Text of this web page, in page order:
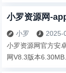
小罗资源网-
 小罗  2025-
小罗资源网官方安
网V8.3版本